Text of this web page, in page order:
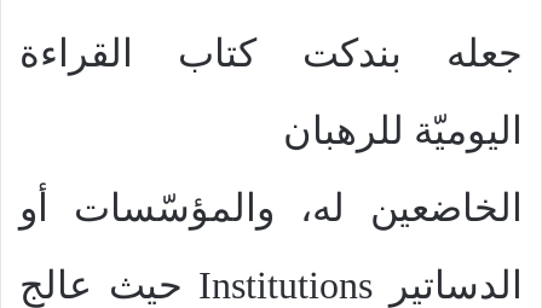
جعله بندكت كتاب القراءة
اليوميّة للرهبان
الخاضعين له، والمؤسّسات أو
الدساتير Institutions حيث عالج